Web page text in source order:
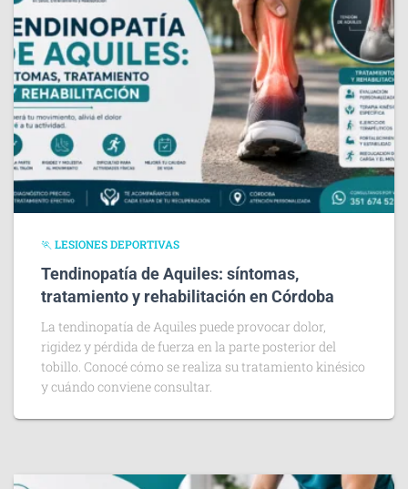
🏃 LESIONES DEPORTIVAS
Tendinopatía de Aquiles: síntomas,
tratamiento y rehabilitación en Córdoba
La tendinopatía de Aquiles puede provocar dolor,
rigidez y pérdida de fuerza en la parte posterior del
tobillo. Conocé cómo se realiza su tratamiento kinésico
y cuándo conviene consultar.